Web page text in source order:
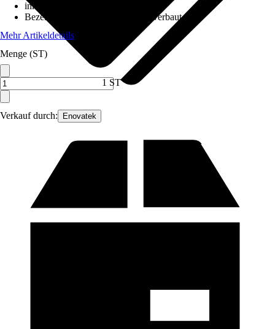
Verkauf durch: Enovatek
inklusive Leuchtmittel
Bezeichnung Fassung
LED fest verbaut
Mehr Artikeldetails
Menge (ST)
1 ST